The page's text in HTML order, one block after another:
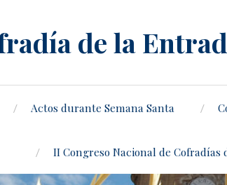
de la
Actos durante Semana Santa
II Congreso Nacional de Cofradías